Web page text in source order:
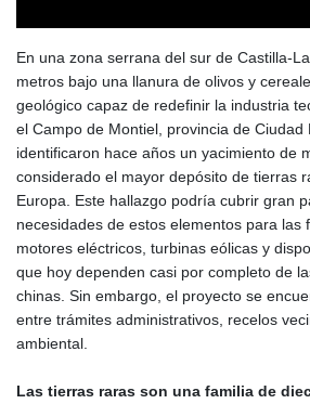
En una zona serrana del sur de
metros bajo una llanura de olivos y
geológico capaz de redefinir la industria
el Campo de Montiel, provincia de Ciudad
identificaron hace años un yacimiento de
considerado el mayor depósito de tierras
Europa. Este hallazgo podría cubrir gran
necesidades de estos elementos para las
motores eléctricos, turbinas eólicas y
que hoy dependen casi por completo de
chinas. Sin embargo, el proyecto se
entre trámites administrativos, recelos
ambiental.
Las tierras raras son una familia de